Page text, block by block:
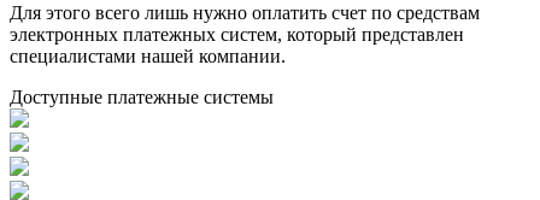
Для этого всего лишь нужно оплатить счет по средствам
электронных платежных систем, который представлен
специалистами нашей компании.
Доступные платежные системы